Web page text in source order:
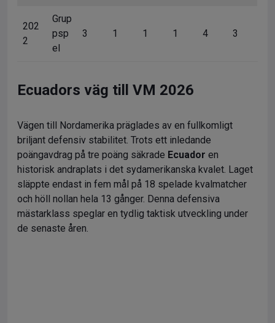
202
2
Grup
psp
el
3 1 1 1 4 3
Ecuadors väg till VM 2026
Vägen till Nordamerika präglades av en fullkomligt
briljant defensiv stabilitet. Trots ett inledande
poängavdrag på tre poäng säkrade Ecuador en
historisk andraplats i det sydamerikanska kvalet. Laget
släppte endast in fem mål på 18 spelade kvalmatcher
och höll nollan hela 13 gånger. Denna defensiva
mästarklass speglar en tydlig taktisk utveckling under
de senaste åren.